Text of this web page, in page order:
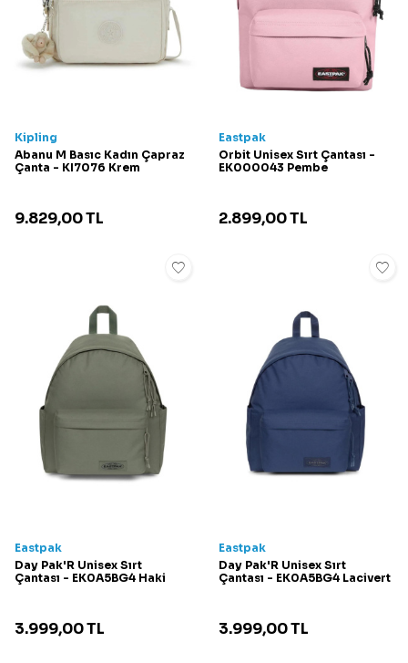
Kipling
Abanu M Basıc Kadın Çapraz
Çanta - KI7076 Krem
9.829,00TL
Eastpak
Orbit Unisex Sırt Çantası -
EK000043 Pembe
2.899,00TL
Eastpak
Day Pak'R Unisex Sırt
Çantası - EK0A5BG4 Haki
3.999,00TL
Eastpak
Day Pak'R Unisex Sırt
Çantası - EK0A5BG4 Lacivert
3.999,00TL